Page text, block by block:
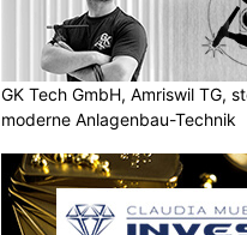
GK Tech GmbH, Amriswil TG,
moderne Anlagenbau-Technik